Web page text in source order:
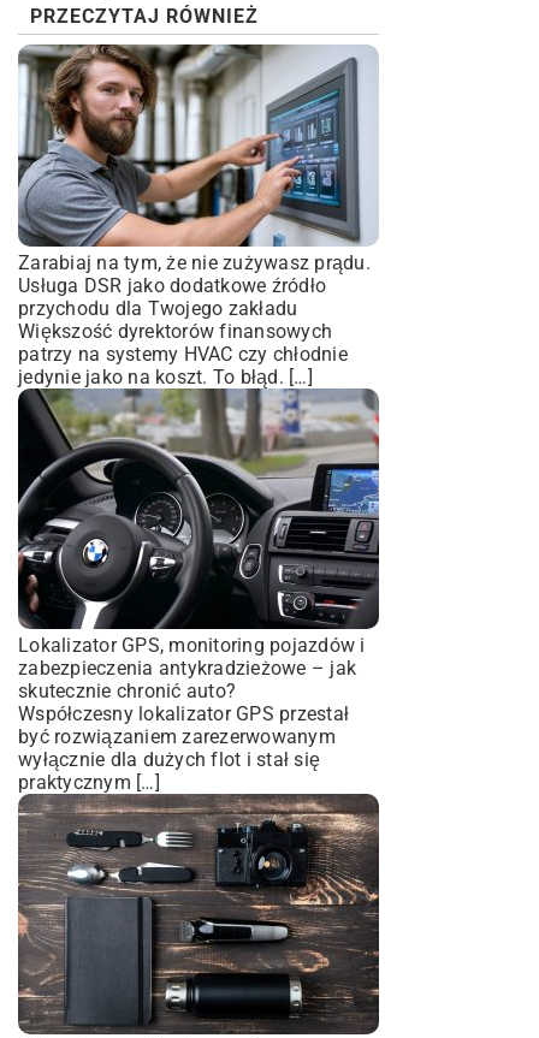
PRZECZYTAJ RÓWNIEŻ
Zarabiaj na tym, że nie zużywasz prądu.
Usługa DSR jako dodatkowe źródło
przychodu dla Twojego zakładu
Większość dyrektorów finansowych
patrzy na systemy HVAC czy chłodnie
jedynie jako na koszt. To błąd. […]
Lokalizator GPS, monitoring pojazdów i
zabezpieczenia antykradzieżowe – jak
skutecznie chronić auto?
Współczesny lokalizator GPS przestał
być rozwiązaniem zarezerwowanym
wyłącznie dla dużych flot i stał się
praktycznym […]